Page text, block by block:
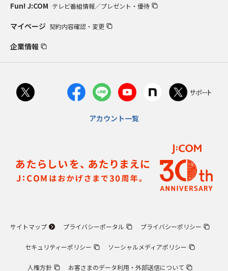
Fun! J:COM テレビ番組情報／プレゼント・優待
マイページ 契約内容確認・変更
企業情報
アカウント一覧
サイトマップ プライバシーポータル プライバシーポリシー
セキュリティーポリシー ソーシャルメディアポリシー
人権方針 お客さまのデータ利用・外部送信について